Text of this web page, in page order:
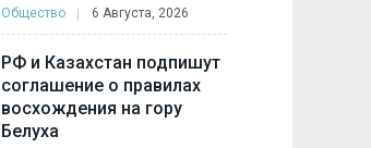
Общество 6 Августа, 2026
РФ и Казахстан подпишут
соглашение о правилах
восхождения на гору
Белуха